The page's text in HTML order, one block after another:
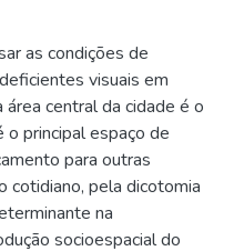
as condições de
visuais em
central da cidade é o
principal espaço de
para outras
cotidiano, pela dicotomia
na
socioespacial do